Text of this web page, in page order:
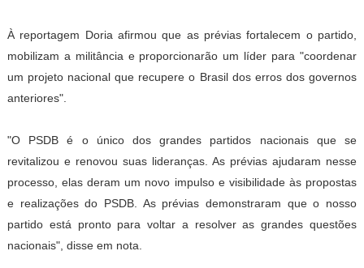
À reportagem Doria afirmou que as prévias fortalecem o partido,
mobilizam a militância e proporcionarão um líder para "coordenar
um projeto nacional que recupere o Brasil dos erros dos governos
anteriores".
"O PSDB é o único dos grandes partidos nacionais que se
revitalizou e renovou suas lideranças. As prévias ajudaram nesse
processo, elas deram um novo impulso e visibilidade às propostas
e realizações do PSDB. As prévias demonstraram que o nosso
partido está pronto para voltar a resolver as grandes questões
nacionais", disse em nota.